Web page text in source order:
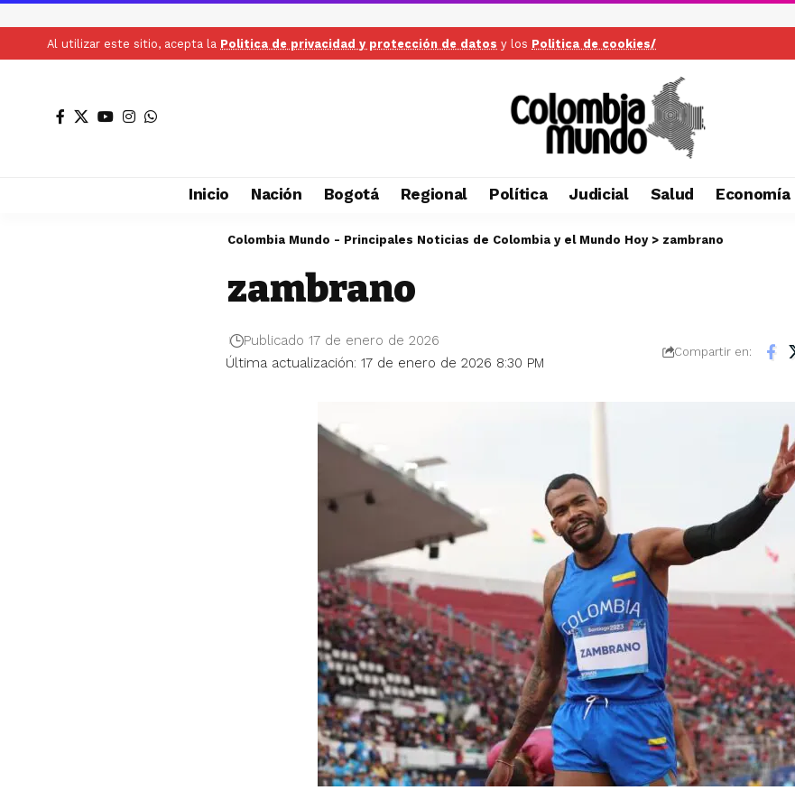
Al utilizar este sitio, acepta la Politica de privacidad y protección de datos y los Politica de cookies/
Inicio Nación Bogotá Regional Política Judicial Salud Economía
Colombia Mundo - Principales Noticias de Colombia y el Mundo Hoy> zambrano
zambrano
Última actualización: 17 de enero de 2026 8:30 PM
Publicado 17 de enero de 2026
Compartir en: